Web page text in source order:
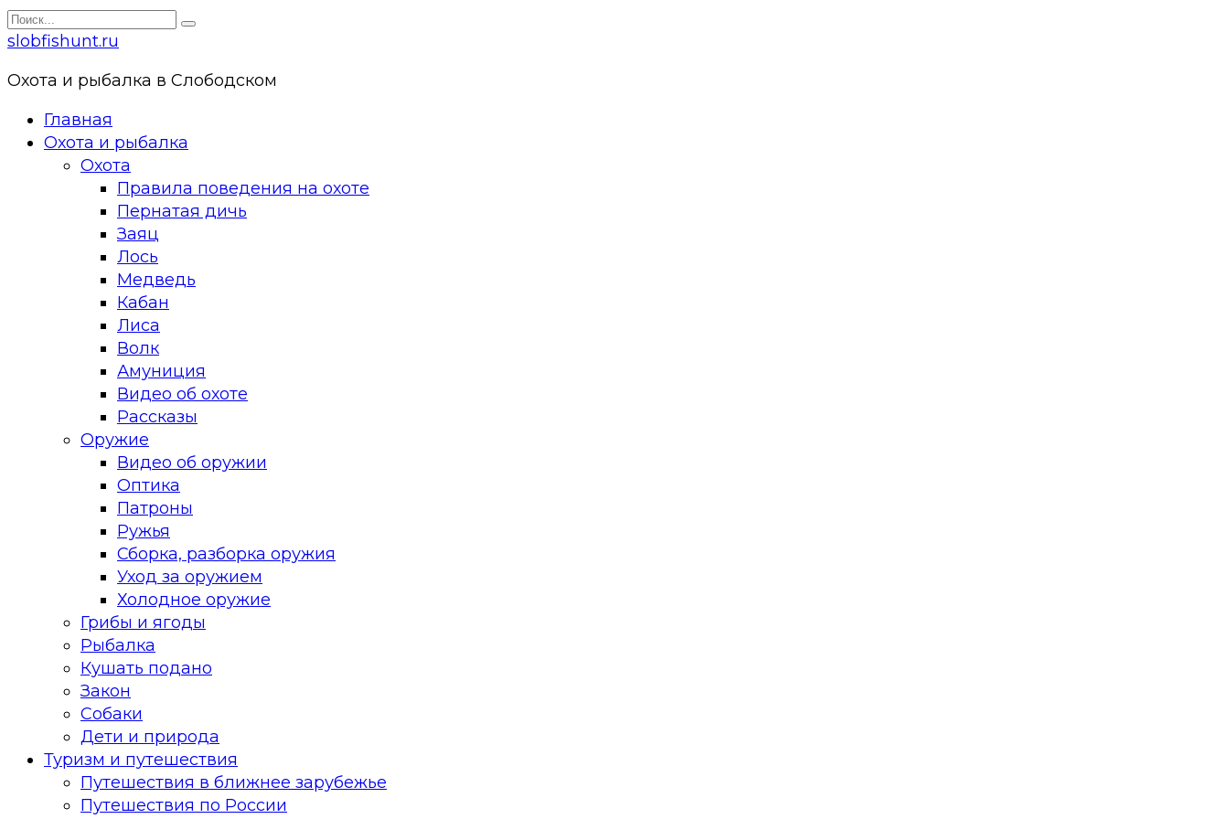
Перейти
к
Search
for:
slobfishunt.ru
Охота и рыбалка в Слободском
Главная
Охота и рыбалка
Охота
Правила поведения на охоте
Пернатая дичь
Заяц
Лось
Медведь
Кабан
Лиса
Волк
Амуниция
Видео об охоте
Рассказы
Оружие
Видео об оружии
Оптика
Патроны
Ружья
Сборка, разборка оружия
Уход за оружием
Холодное оружие
Грибы и ягоды
Рыбалка
Кушать подано
Закон
Собаки
Дети и природа
Туризм и путешествия
Путешествия в ближнее зарубежье
Путешествия по России